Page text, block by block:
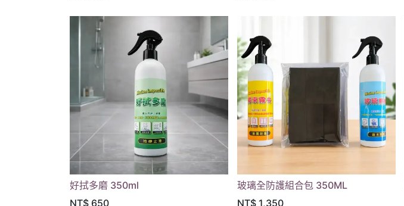
好拭多磨 350ml
NT$ 650
玻璃全防護組合包 350ML
NT$ 1,350